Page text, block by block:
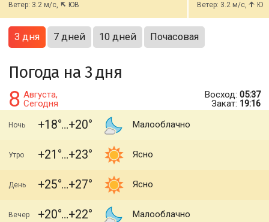
Ветер: 3.2 м/с,
ЮВ
Ветер: 3.2 м/с,
Ю
3 дня 7 дней 10 дней Почасовая
Погода на 3 дня
8 Августа,
Сегодня
Восход: 05:37
Закат: 19:16
Ночь +18 +20 Малооблачно
Утро +21 +23 Ясно
День +25 +27 Ясно
Вечер +20 +22 Малооблачно